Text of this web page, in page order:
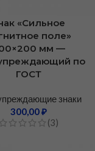
«Сильное
поле»
мм —
по
ГОСТ
знаки
300,00₽
(3)